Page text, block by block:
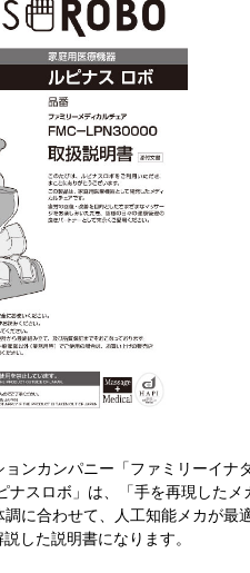
ンカンパニー「ファミリーイナ
スロボ」は、「手を再現したメ
に合わせて、人工知能メカが最
した説明書になります。